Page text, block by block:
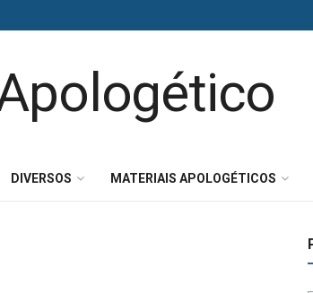
DIVERSOS MATERIAIS APOLOGÉTICOS